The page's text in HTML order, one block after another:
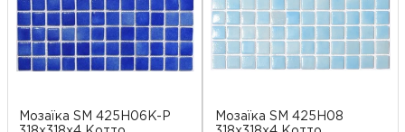
Мозаїка SM 425H06K-P
Мозаїка SM 425H08